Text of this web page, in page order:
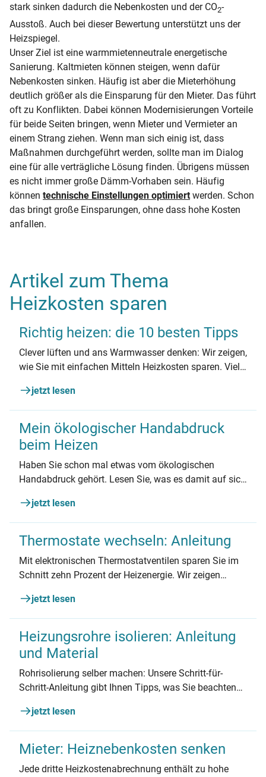
stark sinken dadurch die Nebenkosten und der CO2-
Ausstoß. Auch bei dieser Bewertung unterstützt uns der
Heizspiegel.
Unser Ziel ist eine warmmietenneutrale energetische
Sanierung. Kaltmieten können steigen, wenn dafür
Nebenkosten sinken. Häufig ist aber die Mieterhöhung
deutlich größer als die Einsparung für den Mieter. Das führt
oft zu Konflikten. Dabei können Modernisierungen Vorteile
für beide Seiten bringen, wenn Mieter und Vermieter an
einem Strang ziehen. Wenn man sich einig ist, dass
Maßnahmen durchgeführt werden, sollte man im Dialog
eine für alle verträgliche Lösung finden. Übrigens müssen
es nicht immer große Dämm-Vorhaben sein. Häufig
können technische Einstellungen optimiert werden. Schon
das bringt große Einsparungen, ohne dass hohe Kosten
anfallen.
Artikel zum Thema
Heizkosten sparen
Richtig heizen: die 10 besten Tipps
Clever lüften und ans Warmwasser denken: Wir zeigen,
wie Sie mit einfachen Mitteln Heizkosten sparen. Viele
Heizanlage geeignet.
jetzt lesen
Mein ökologischer Handabdruck
beim Heizen
Haben Sie schon mal etwas vom ökologischen
Handabdruck gehört. Lesen Sie, was es damit auf sich
motivieren können!
jetzt lesen
Thermostate wechseln: Anleitung
Mit elektronischen Thermostatventilen sparen Sie im
Schnitt zehn Prozent der Heizenergie. Wir zeigen
wechseln.
jetzt lesen
Heizungsrohre isolieren: Anleitung
und Material
Rohrisolierung selber machen: Unsere Schritt-für-
Schritt-Anleitung gibt Ihnen Tipps, was Sie beachten
jetzt lesen
Mieter: Heiznebenkosten senken
Jede dritte Heizkostenabrechnung enthält zu hohe